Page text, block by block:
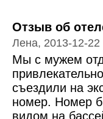
Отзыв об
Лена, 2013-12-22
Мы с мужем
съездили на
номер. Номер
видом на